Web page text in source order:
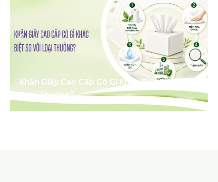
Khăn Giấy Cao Cấp Có Gì Khác Biệt So Với
Loại Thường?